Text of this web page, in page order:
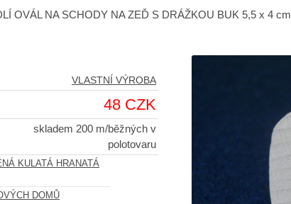
OVÁL NA SCHODY NA ZEĎ S DRÁŽKOU BUK 5,5 x 4 cm
VLASTNÍ VÝROBA
48 CZK
skladem 200 m/běžných v
polotovaru
KULATÁ HRANATÁ
DOMŮ